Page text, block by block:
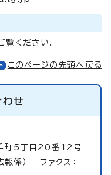
覧ください。
このページの先頭へ戻る
わせ
5丁目20番12号
係） ファクス：